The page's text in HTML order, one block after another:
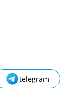
telegram